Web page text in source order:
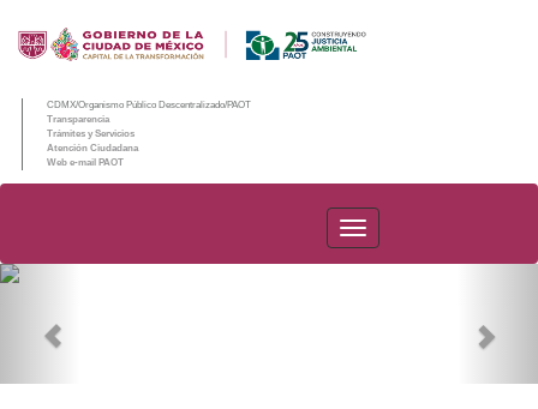
CDMX/Organismo Público Descentralizado/PAOT
Transparencia
Trámites y Servicios
Atención Ciudadana
Web e-mail PAOT
PAOT